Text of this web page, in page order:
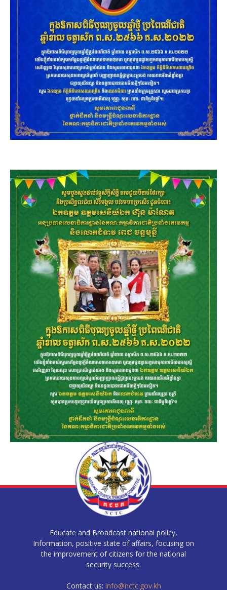
Educate and Broadcast national policy,
Information, positive state of affairs, focusing on
the improvement of citizens for the national
security success.
Contact us: info@nctc.gov.kh